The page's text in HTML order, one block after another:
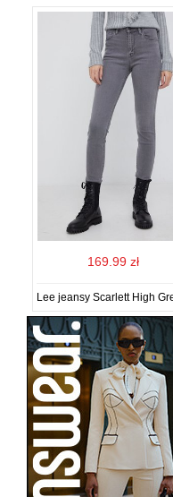
169.99 zł